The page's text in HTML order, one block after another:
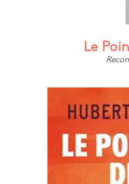
Le